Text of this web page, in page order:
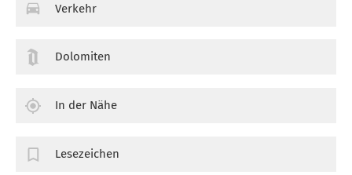
Verkehr
Dolomiten
In der Nähe
Lesezeichen